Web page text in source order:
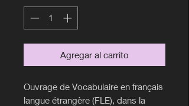
Agregar al carrito
Ouvrage de Vocabulaire en français
langue étrangère (FLE), dans la